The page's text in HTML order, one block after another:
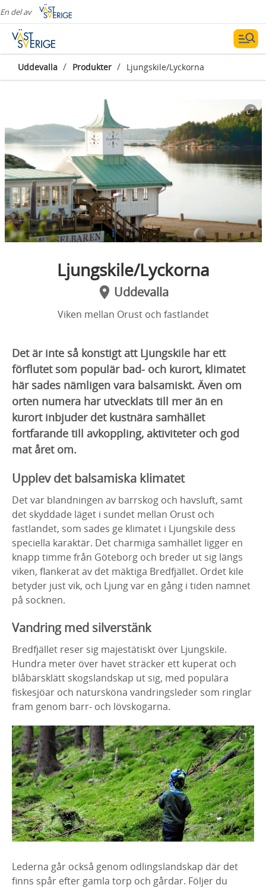
En del av
Uddevalla / Produkter / Ljungskile/Lyckorna
Ljungskile/Lyckorna
Uddevalla
Viken mellan Orust och fastlandet
Det är inte så konstigt att Ljungskile har ett
förflutet som populär bad- och kurort, klimatet
här sades nämligen vara balsamiskt. Även om
orten numera har utvecklats till mer än en
kurort inbjuder det kustnära samhället
fortfarande till avkoppling, aktiviteter och god
mat året om.
Upplev det balsamiska klimatet
Det var blandningen av barrskog och havsluft, samt
det skyddade läget i sundet mellan Orust och
fastlandet, som sades ge klimatet i Ljungskile dess
speciella karaktär. Det charmiga samhället ligger en
knapp timme från Göteborg och breder ut sig längs
viken, flankerat av det mäktiga Bredfjället. Ordet kile
betyder just vik, och Ljung var en gång i tiden namnet
på socknen.
Vandring med silverstänk
Bredfjället reser sig majestätiskt över Ljungskile.
Hundra meter över havet sträcker ett kuperat och
blåbärsklätt skogslandskap ut sig, med populära
fiskesjöar och natursköna vandringsleder som ringlar
fram genom barr- och lövskogarna.
Lederna går också genom odlingslandskap där det
finns spår efter gamla torp och gårdar. Följer du